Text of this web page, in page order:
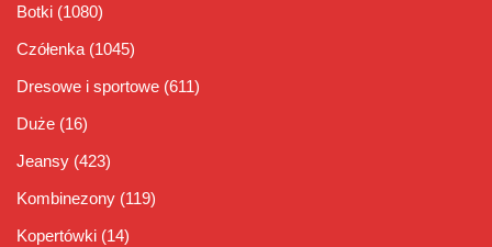
Botki (1080)
Czółenka (1045)
Dresowe i sportowe (611)
Duże (16)
Jeansy (423)
Kombinezony (119)
Kopertówki (14)